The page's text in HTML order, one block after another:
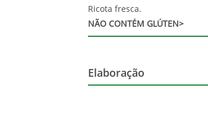
Ricota fresca.
NÃO CONTÉM GLÚTEN>
Elaboração